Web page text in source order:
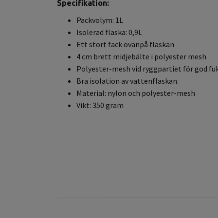
Specifikation:
Packvolym: 1L
Isolerad flaska: 0,9L
Ett stort fack ovanpå flaskan
4 cm brett midjebälte i polyester mesh
Polyester-mesh vid ryggpartiet för god
Bra isolation av vattenflaskan.
Material: nylon och polyester-mesh
Vikt: 350 gram